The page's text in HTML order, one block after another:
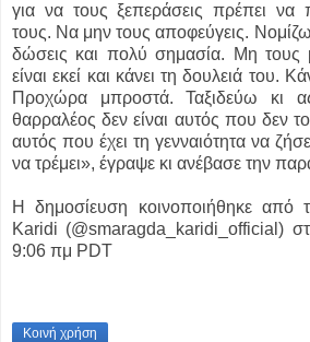
για να τους ξεπεράσεις πρέπει να
τους. Να μην τους αποφεύγεις. Νομίζω
δώσεις και πολύ σημασία. Μη τους
είναι εκεί και κάνει τη δουλειά του.
Προχώρα μπροστά. Ταξιδεύω κι
θαρραλέος δεν είναι αυτός που δεν
αυτός που έχει τη γενναιότητα να
να τρέμει», έγραψε κι ανέβασε την
Η δημοσίευση κοινοποιήθηκε από
Karidi (@smaragda_karidi_official)
9:06 πμ PDT
Κοινή χρήση